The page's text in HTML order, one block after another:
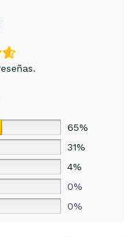
65%
31%
4%
0%
0%